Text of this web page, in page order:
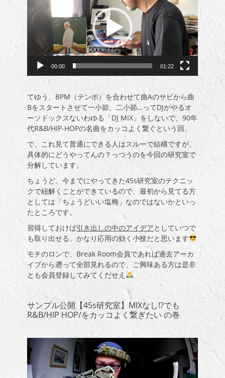
プ
レ
ー
ヤ
00:00 01:22
てゆう、BPM（テンポ）を合わせて曲Aのサビから曲
Bをスタートさせて一小節、二小節…ってDJがやるオ
ーソドックスないわゆる「DJ MIX」をしないで、90年
代R&B/HIP-HOPの名曲をカッコよく繋ぐという回。
で、これ見て普通にできる人はスルーで結構ですが、
具体的にどうやってんの？っつうのを今回の研究室で
分解しています。
ちょうど、今までにやってきた45s研究室のテクニッ
クで紐解くことができているので、最初から見てる方
としては「ちょうどいい塩梅」なのではないかといっ
たところです。
習得しておけば引き出しの中のアイデアとしていつで
も取り出せる、かなり応用の効く小技だと思います
モチのロンで、Break Room会員であれば過去アーカ
イブから遡って全部見れるので、ご興味ある方は是非
とも会員登録してみてくだせえ
サンプル公開【45s研究室】MIXなし!?でも
R&B/HIP HOP/をカッコよく繋ぎたい の巻